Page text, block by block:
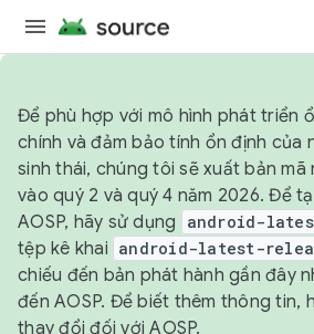
Để phù hợp với mô hình phát triển
chính và đảm bảo tính ổn định của
sinh thái, chúng tôi sẽ xuất bản mã
vào quý 2 và quý 4 năm 2026. Để
AOSP, hãy sử dụng
android-
tệp kê khai android-latest-
chiếu đến bản phát hành gần đây
đến AOSP. Để biết thêm thông tin,
thay đổi đối với AOSP.